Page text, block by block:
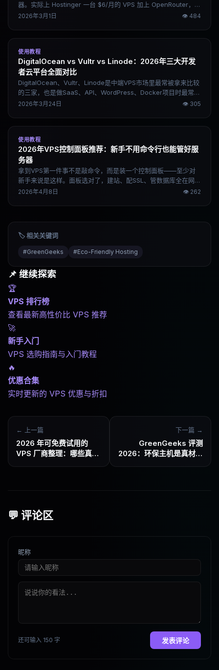
器。实际上 Hostinger 一台 $6/月的 VPS 加上 OpenRouter，15
分钟就能搭好，成本低到离谱，还能手机随时控制。这篇是完整
2026年3月1日 👁 484
使用教程
DigitalOcean vs Vultr vs Linode：2026年三大开发
者云平台全面对比
DigitalOcean、Vultr、Linode是中端VPS市场里最常被拿来比较
的三家，也是做SaaS、API、WordPress、Docker项目时最常被
推荐的选择。这篇文章从性能、稳定性、价格、生态四个维度做
2026年3月24日 👁 305
使用教程
2026年VPS控制面板推荐：新手不用命令行也能管好服
务器
拿到VPS第一件事不是敲命令，而是装一个控制面板——至少对
新手来说是这样。面板选对了，建站、配SSL、管数据库全在网页
里点几下搞定；选错了，可能面板本身就把内存吃完了。这篇把5
2026年4月8日 👁 262
🏷️ 相关关键词
#GreenGeeks #Eco-Friendly Hosting
📌 继续探索
🏆
VPS 排行榜
查看最新高性价比 VPS 推荐
🚀
新手入门
VPS 选购指南与入门教程
🔥
优惠合集
实时更新的 VPS 优惠与折扣
← 上一篇
2026 年可免费试用的
VPS 厂商整理：哪些真实
下一篇 →
GreenGeeks 评测
2026：环保主机是真材实
💬 评论区
昵称
还可输入 150 字 发表评论